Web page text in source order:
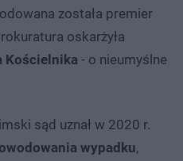
została premier
oskarżyła
Kościelnika - o nieumyślne
sąd uznał w 2020 r.
wypadku,